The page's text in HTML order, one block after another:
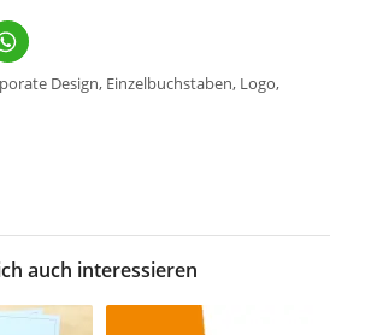
Design, Einzelbuchstaben, Logo,
auch interessieren